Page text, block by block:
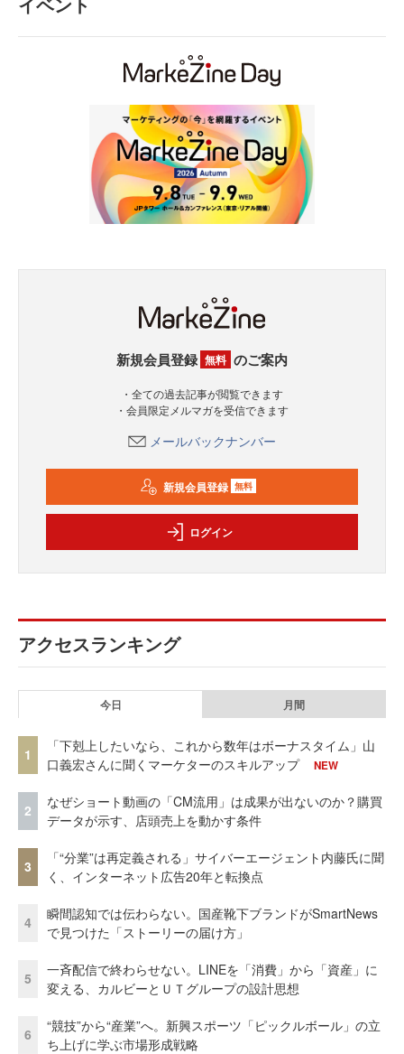
新規会員登録 無料 のご案内
・全ての過去記事が閲覧できます
・会員限定メルマガを受信できます
メールバックナンバー
新規会員登録 無料
ログイン
アクセスランキング
今日 月間
1
「下剋上したいなら、これから数年はボーナスタイム」山
口義宏さんに聞くマーケターのスキルアップ
NEW
2
なぜショート動画の「CM流用」は成果が出ないのか？購買
データが示す、店頭売上を動かす条件
3
「“分業”は再定義される」サイバーエージェント内藤氏に聞
く、インターネット広告20年と転換点
4
瞬間認知では伝わらない。国産靴下ブランドがSmartNews
で見つけた「ストーリーの届け方」
5
一斉配信で終わらせない。LINEを「消費」から「資産」に
変える、カルビーとＵＴグループの設計思想
6
“競技”から“産業”へ。新興スポーツ「ピックルボール」の立
ち上げに学ぶ市場形成戦略